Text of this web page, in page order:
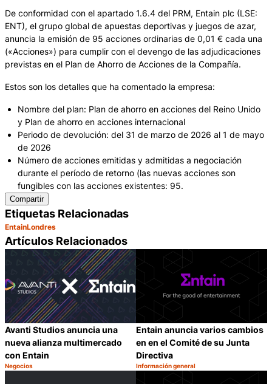
De conformidad con el apartado 1.6.4 del PRM, Entain plc (LSE:
ENT), el grupo global de apuestas deportivas y juegos de azar,
anuncia la emisión de 95 acciones ordinarias de 0,01 € cada una
(«Acciones») para cumplir con el devengo de las adjudicaciones
previstas en el Plan de Ahorro de Acciones de la Compañía.
Estos son los detalles que ha comentado la empresa:
Nombre del plan: Plan de ahorro en acciones del Reino Unido
y Plan de ahorro en acciones internacional
Periodo de devolución: del 31 de marzo de 2026 al 1 de mayo
de 2026
Número de acciones emitidas y admitidas a negociación
durante el período de retorno (las nuevas acciones son
fungibles con las acciones existentes: 95.
Compartir
Etiquetas Relacionadas
EntainLondres
Artículos Relacionados
Avanti Studios anuncia una
nueva alianza multimercado
con Entain
Categoría:
Negocios
Compartir
Entain anuncia varios cambios
en en el Comité de su Junta
Directiva
Categoría:
Información general